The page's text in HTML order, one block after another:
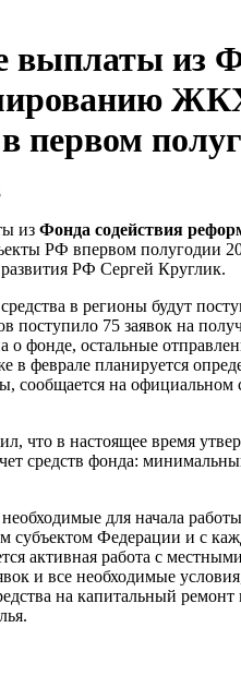
выплаты из
первом
из Фонда содействия
РФ впервом полугодии
РФ Сергей Круглик.
в регионы будут
поступило 75 заявок на
о фонде, остальные
в феврале планируется
сообщается на официальном
что в настоящее время
средств фонда:
для начала
субъектом Федерации и с
активная работа с
и все необходимые
на капитальный